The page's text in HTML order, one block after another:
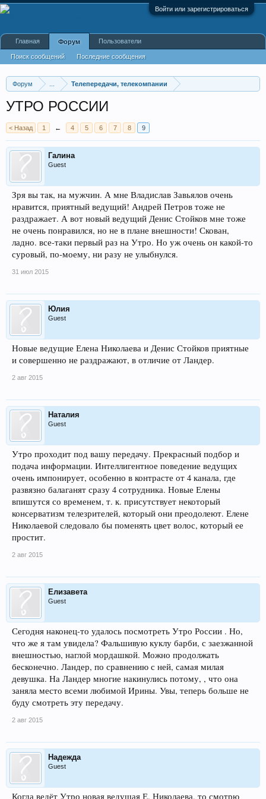
Войти или зарегистрироваться
Форум Телепередачи, телекомпании
УТРО РОССИИ
< Назад 1 ← 4 5 6 7 8 9
Галина
Guest
Зря вы так, на мужчин. А мне Владислав Завьялов очень
нравится, приятный ведущий! Андрей Петров тоже не
раздражает. А вот новый ведущий Денис Стойков мне тоже
не очень понравился, но не в плане внешности! Скован,
ладно. все-таки первый раз на Утро. Но уж очень он какой-то
суровый, по-моему, ни разу не улыбнулся.
31 июл 2015
Юлия
Guest
Новые ведущие Елена Николаева и Денис Стойков приятные
и совершенно не раздражают, в отличие от Ландер.
2 авг 2015
Наталия
Guest
Утро проходит под вашу передачу. Прекрасный подбор и
подача информации. Интеллигентное поведение ведущих
очень импонирует, особенно в контрасте от 4 канала, где
развязно балаганят сразу 4 сотрудника. Новые Елены
впишутся со временем, т. к. присутствует некоторый
консерватизм телезрителей, который они преодолеют. Елене
Николаевой следовало бы поменять цвет волос, который ее
простит.
2 авг 2015
Елизавета
Guest
Сегодня наконец-то удалось посмотреть Утро России . Но,
что же я там увидела? Фальшивую куклу барби, с заезжанной
внешностью, наглой мордашкой. Можно продолжать
бесконечно. Ландер, по сравнению с ней, самая милая
девушка. На Ландер многие накинулись потому, , что она
заняла место всеми любимой Ирины. Увы, теперь больше не
буду смотреть эту передачу.
2 авг 2015
Надежда
Guest
Когда ведёт Утро новая ведущая Е. Николаева, то смотрю
Главная Форум
Поиск сообщений Последние сообщения
Пользователи